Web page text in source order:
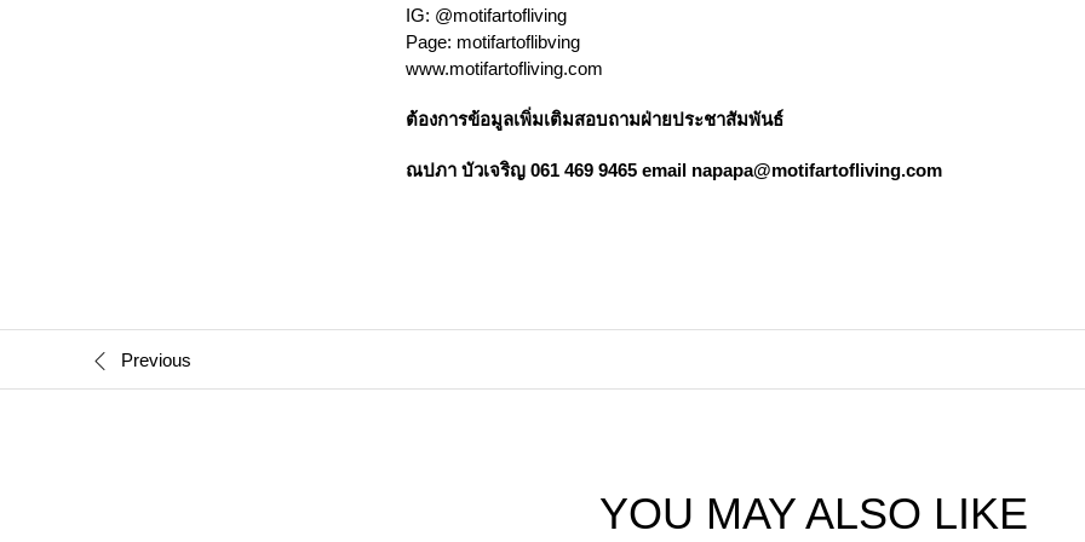
IG: @motifartofliving
Page: motifartoflibving
www.motifartofliving.com
ต้องการข้อมูลเพิ่มเติมสอบถามฝ่ายประชาสัมพันธ์
ณปภา บัวเจริญ 061 469 9465 email napapa@motifartofliving.com
Previous
YOU MAY ALSO LIKE